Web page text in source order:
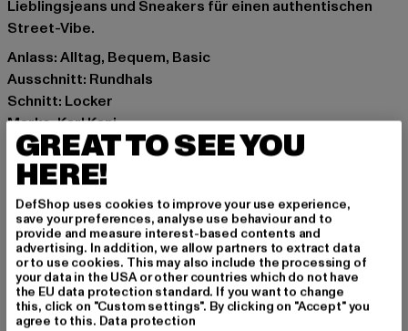
Lieblingsjeans und Sneakers für einen authentischen
Street-Vibe.
Anlass: Alltag, Bequem, Basic
Ausschnitt: Rundhals
Schnitt: Locker
Marke: Karl Kani
Kat.: T-Shirts
Farbe: grau
Hersteller Farbe: grey
Materialzusammensetzung: 100% Baumwolle
Art.Nr: 6069113-00111
Hersteller: Urban Styles Agency GmbH & Co. KG |
agentur@urbanstylesagency.com
Schanzenstraße 41 | 51063 Köln | DE
GREAT TO SEE YOU
HERE!
DefShop uses cookies to improve your use experience,
save your preferences, analyse use behaviour and to
provide and measure interest-based contents and
advertising. In addition, we allow partners to extract data
or to use cookies. This may also include the processing of
your data in the USA or other countries which do not have
the EU data protection standard. If you want to change
this, click on "Custom settings". By clicking on "Accept" you
agree to this. Data protection